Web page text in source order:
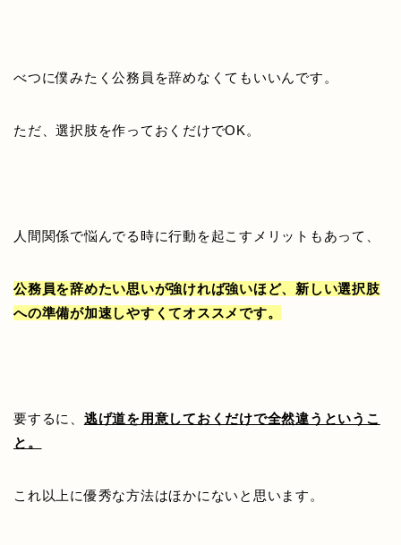
べつに僕みたく公務員を辞めなくてもいいんです。
ただ、選択肢を作っておくだけでOK。
人間関係で悩んでる時に行動を起こすメリットもあって、
公務員を辞めたい思いが強ければ強いほど、新しい選択肢
への準備が加速しやすくてオススメです。
要するに、 逃げ道を用意しておくだけで全然違うというこ
と。
これ以上に優秀な方法はほかにないと思います。